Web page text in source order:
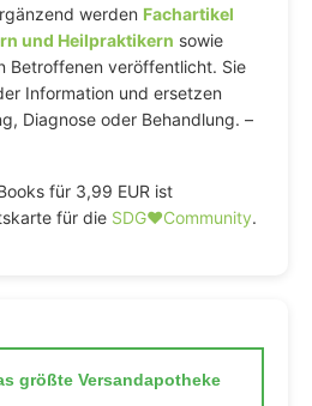
werden Fachartikel
und Heilpraktikern sowie
Betroffenen veröffentlicht. Sie
Information und ersetzen
Diagnose oder Behandlung. –
für 3,99 EUR ist
für die SDG♥️Community.
größte Versandapotheke